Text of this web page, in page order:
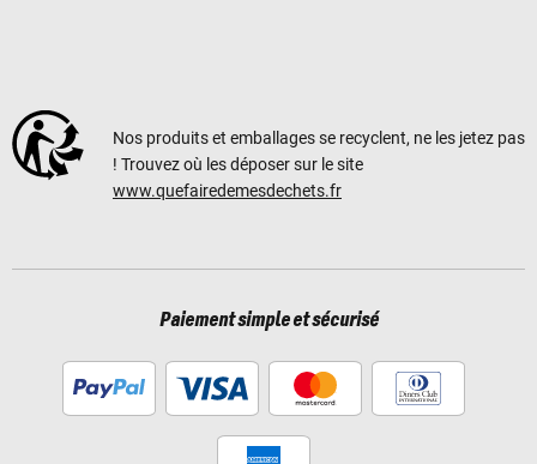
Nos produits et emballages se recyclent, ne les jetez pas
! Trouvez où les déposer sur le site
www.quefairedemesdechets.fr
Paiement simple et sécurisé